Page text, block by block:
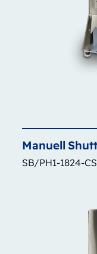
Manuell
SB/PH1-1824-CS